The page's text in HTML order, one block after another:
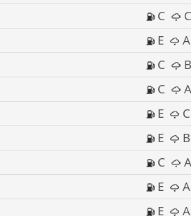
C C
E A
C B
C A
E C
E B
C A
E A
E A